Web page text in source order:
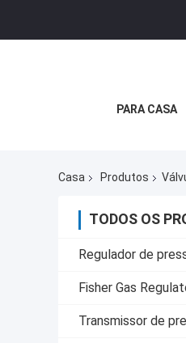
PARA CASA
Casa Produtos
TODOS OS
Regulador de
Fisher Gas
Transmissor de